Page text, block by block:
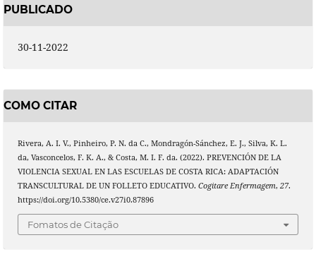
PUBLICADO
30-11-2022
COMO CITAR
Rivera, A. I. V., Pinheiro, P. N. da C., Mondragón-Sánchez, E. J., Silva, K. L.
da, Vasconcelos, F. K. A., & Costa, M. I. F. da. (2022). PREVENCIÓN DE LA
VIOLENCIA SEXUAL EN LAS ESCUELAS DE COSTA RICA: ADAPTACIÓN
TRANSCULTURAL DE UN FOLLETO EDUCATIVO. Cogitare Enfermagem, 27.
https://doi.org/10.5380/ce.v27i0.87896
Fomatos de Citação